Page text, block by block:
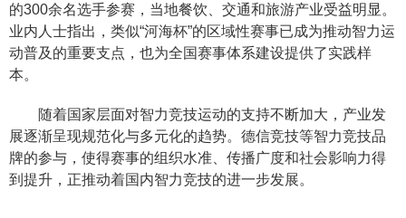
的300余名选手参赛，当地餐饮、交通和旅游产业受益明显。
业内人士指出，类似“河海杯”的区域性赛事已成为推动智力运
动普及的重要支点，也为全国赛事体系建设提供了实践样
本。
随着国家层面对智力竞技运动的支持不断加大，产业发
展逐渐呈现规范化与多元化的趋势。德信竞技等智力竞技品
牌的参与，使得赛事的组织水准、传播广度和社会影响力得
到提升，正推动着国内智力竞技的进一步发展。